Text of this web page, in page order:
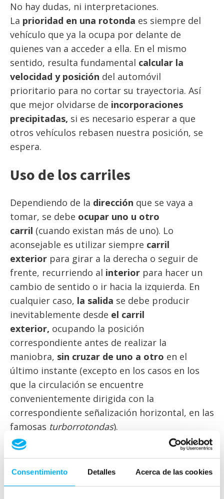
Consentimiento Detalles Acerca de las cookies
No hay dudas, ni interpretaciones.
La prioridad en una rotonda es siempre del
vehículo que ya la ocupa por delante de
quienes van a acceder a ella. En el mismo
sentido, resulta fundamental calcular la
velocidad y posición del automóvil
prioritario para no cortar su trayectoria. Así
que mejor olvidarse de incorporaciones
precipitadas, si es necesario esperar a que
otros vehículos rebasen nuestra posición, se
espera.
Uso de los carriles
Dependiendo de la dirección que se vaya a
tomar, se debe ocupar uno u otro
carril (cuando existan más de uno). Lo
aconsejable es utilizar siempre carril
exterior para girar a la derecha o seguir de
frente, recurriendo al interior para hacer un
cambio de sentido o ir hacia la izquierda. En
cualquier caso, la salida se debe producir
inevitablemente desde el carril
exterior, ocupando la posición
correspondiente antes de realizar la
maniobra, sin cruzar de uno a otro en el
último instante (excepto en los casos en los
que la circulación se encuentre
convenientemente dirigida con la
correspondiente señalización horizontal, en las
famosas turborrotondas).
Vehículos especiales
A menudo se olvidan las